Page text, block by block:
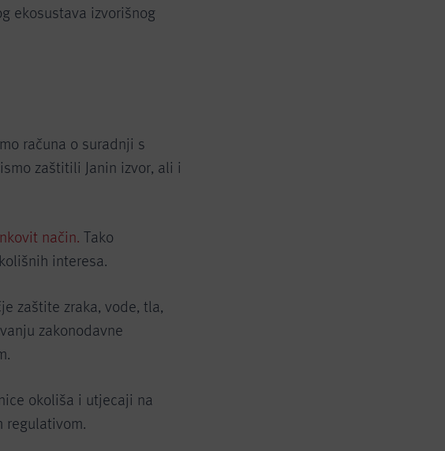
ekosustava izvorišnog
računa o suradnji s
zaštitili Janin izvor, ali i
način. Tako
interesa.
zaštite zraka, vode, tla,
zakonodavne
okoliša i utjecaji na
regulativom.